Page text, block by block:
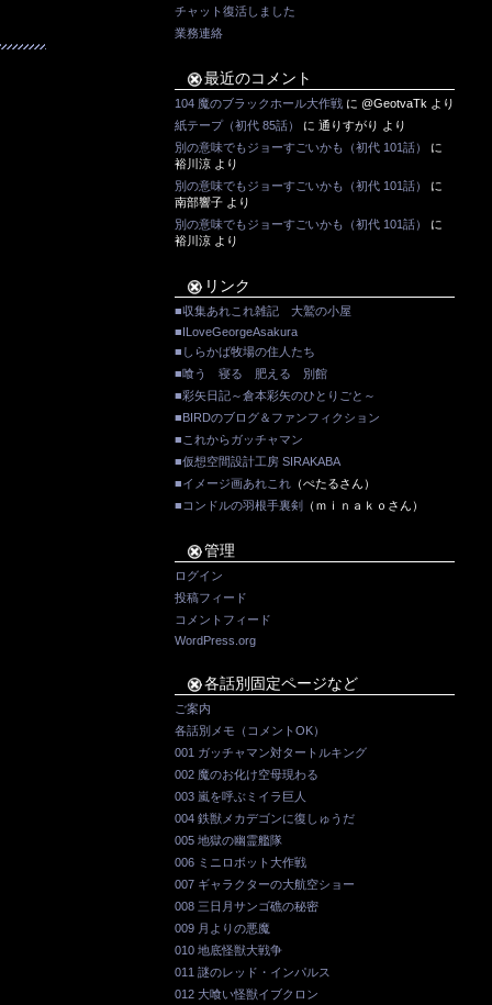
チャット復活しました
業務連絡
最近のコメント
104 魔のブラックホール大作戦 に@GeotvaTk より
紙テープ（初代 85話）
に通りすがり より
別の意味でもジョーすごいかも（初代 101話）
に
裕川涼 より
別の意味でもジョーすごいかも（初代 101話）
に
南部響子 より
別の意味でもジョーすごいかも（初代 101話）
に
裕川涼 より
リンク
■収集あれこれ雑記 大鷲の小屋
■ILoveGeorgeAsakura
■しらかば牧場の住人たち
■喰う 寝る 肥える 別館
■彩矢日記～倉本彩矢のひとりごと～
■BIRDのブログ＆ファンフィクション
■これからガッチャマン
■仮想空間設計工房 SIRAKABA
■イメージ画あれこれ （ぺたるさん）
■コンドルの羽根手裏剣
（ｍｉｎａｋｏさん）
管理
ログイン
投稿フィード
コメントフィード
WordPress.org
各話別固定ページなど
ご案内
各話別メモ（コメントOK）
001 ガッチャマン対タートルキング
002 魔のお化け空母現わる
003 嵐を呼ぶミイラ巨人
004 鉄獣メカデゴンに復しゅうだ
005 地獄の幽霊艦隊
006 ミニロボット大作戦
007 ギャラクターの大航空ショー
008 三日月サンゴ礁の秘密
009 月よりの悪魔
010 地底怪獣大戦争
011 謎のレッド・インパルス
012 大喰い怪獣イブクロン